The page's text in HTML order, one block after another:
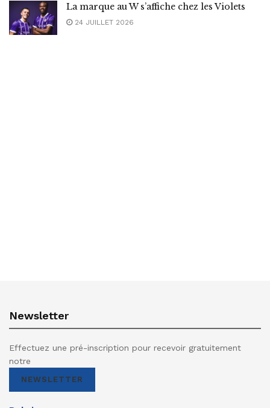
La marque au W s’affiche chez les Violets
24 JUILLET 2026
Newsletter
Effectuez une pré-inscription pour recevoir gratuitement
notre
NEWSLETTER